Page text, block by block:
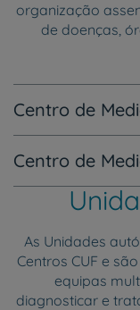
organização
de doenças,
Centro de
Centro de
As Unidades
Centros CUF e
equipas
diagnosticar e